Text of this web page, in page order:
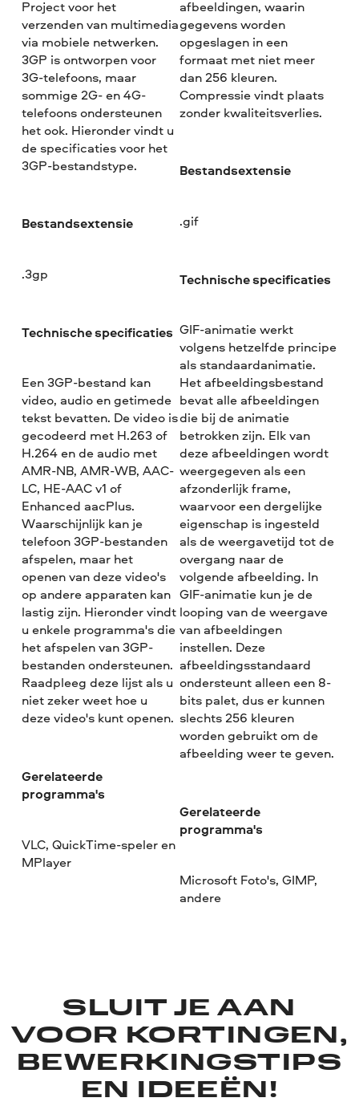
Project voor het
verzenden van multimedia
via mobiele netwerken.
3GP is ontworpen voor
3G-telefoons, maar
sommige 2G- en 4G-
telefoons ondersteunen
het ook. Hieronder vindt u
de specificaties voor het
3GP-bestandstype.
Bestandsextensie
.3gp
Technische specificaties
Een 3GP-bestand kan
video, audio en getimede
tekst bevatten. De video is
gecodeerd met H.263 of
H.264 en de audio met
AMR-NB, AMR-WB, AAC-
LC, HE-AAC v1 of
Enhanced aacPlus.
Waarschijnlijk kan je
telefoon 3GP-bestanden
afspelen, maar het
openen van deze video's
op andere apparaten kan
lastig zijn. Hieronder vindt
u enkele programma's die
het afspelen van 3GP-
bestanden ondersteunen.
Raadpleeg deze lijst als u
niet zeker weet hoe u
deze video's kunt openen.
Gerelateerde
programma's
VLC, QuickTime-speler en
MPlayer
afbeeldingen, waarin
gegevens worden
opgeslagen in een
formaat met niet meer
dan 256 kleuren.
Compressie vindt plaats
zonder kwaliteitsverlies.
Bestandsextensie
.gif
Technische specificaties
GIF-animatie werkt
volgens hetzelfde principe
als standaardanimatie.
Het afbeeldingsbestand
bevat alle afbeeldingen
die bij de animatie
betrokken zijn. Elk van
deze afbeeldingen wordt
weergegeven als een
afzonderlijk frame,
waarvoor een dergelijke
eigenschap is ingesteld
als de weergavetijd tot de
overgang naar de
volgende afbeelding. In
GIF-animatie kun je de
looping van de weergave
van afbeeldingen
instellen. Deze
afbeeldingsstandaard
ondersteunt alleen een 8-
bits palet, dus er kunnen
slechts 256 kleuren
worden gebruikt om de
afbeelding weer te geven.
Gerelateerde
programma's
Microsoft Foto's, GIMP,
andere
SLUIT JE AAN
VOOR KORTINGEN,
BEWERKINGSTIPS
EN IDEEËN!